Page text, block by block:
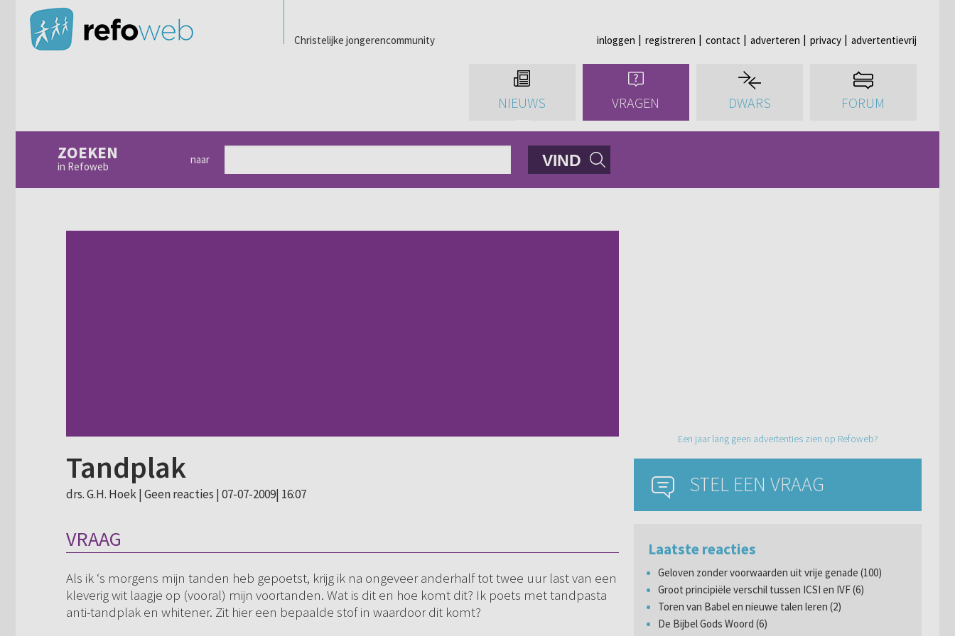
Christelijke jongerencommunity inloggen registreren contact adverteren privacy advertentievrij
NIEUWS VRAGEN DWARS FORUM
ZOEKEN
in Refoweb
naar VIND
Tandplak
drs. G.H. Hoek | Geen reacties | 07-07-2009| 16:07
VRAAG
Als ik ‘s morgens mijn tanden heb gepoetst, krijg ik na ongeveer anderhalf tot twee uur last van een
kleverig wit laagje op (vooral) mijn voortanden. Wat is dit en hoe komt dit? Ik poets met tandpasta
anti-tandplak en whitener. Zit hier een bepaalde stof in waardoor dit komt?
Een jaar lang geen advertenties zien op Refoweb?
STEL EEN VRAAG
Laatste reacties
Geloven zonder voorwaarden uit vrije genade (100)
Groot principiële verschil tussen ICSI en IVF (6)
Toren van Babel en nieuwe talen leren (2)
De Bijbel Gods Woord (6)